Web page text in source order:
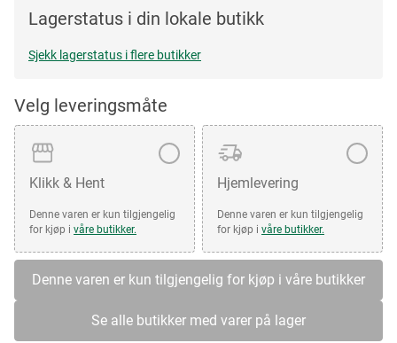
Lagerstatus i din lokale butikk
Sjekk lagerstatus i flere butikker
Velg leveringsmåte
Klikk & Hent
Denne varen er kun tilgjengelig
for kjøp i våre butikker.
Hjemlevering
Denne varen er kun tilgjengelig
for kjøp i våre butikker.
Denne varen er kun tilgjengelig for kjøp i våre butikker
Se alle butikker med varer på lager